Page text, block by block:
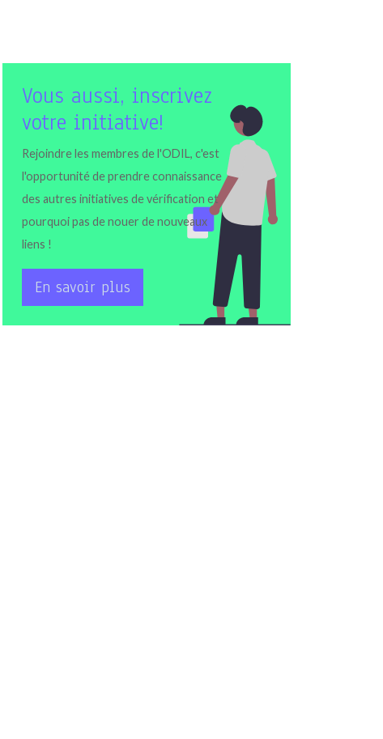
Vous aussi, inscrivez
votre initiative!
Rejoindre les membres de l'ODIL, c'est
l'opportunité de prendre connaissance
des autres initiatives de vérification et
pourquoi pas de nouer de nouveaux
liens !
En savoir plus